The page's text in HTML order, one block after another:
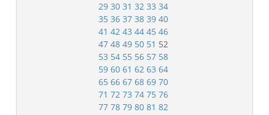
29 30 31 32 33 34
35 36 37 38 39 40
41 42 43 44 45 46
47 48 49 50 51 52
53 54 55 56 57 58
59 60 61 62 63 64
65 66 67 68 69 70
71 72 73 74 75 76
77 78 79 80 81 82